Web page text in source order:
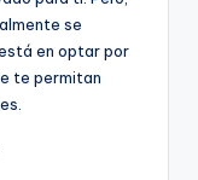
se
en optar por
te permitan